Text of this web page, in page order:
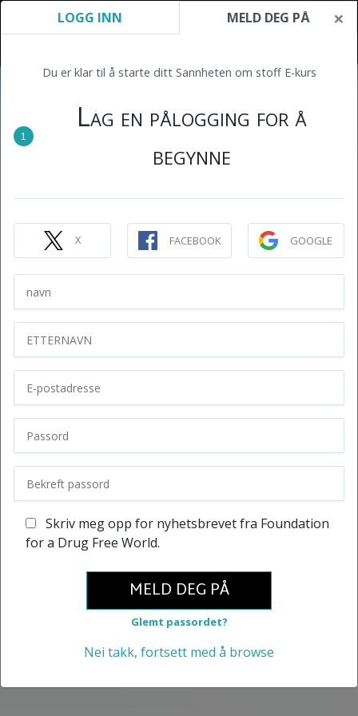
×
LOGG INN MELD DEG PÅ
Du er klar til å starte ditt Sannheten om stoff E-kurs
1
Lag en pålogging for å
begynne
X FACEBOOK GOOGLE
Skriv meg opp for nyhetsbrevet fra Foundation
for a Drug Free World.
MELD DEG PÅ
Glemt passordet?
Nei takk, fortsett med å browse